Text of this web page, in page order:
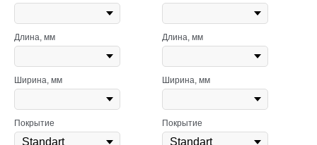
Длина, мм
Ширина, мм
Покрытие
Длина, мм
Ширина, мм
Покрытие